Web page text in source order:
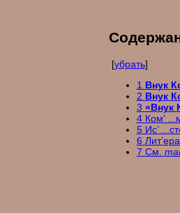
[убрать]
1 Внук
2 Внук
3 «Внук
4 Ком’
5 Ис’
6
7 См.